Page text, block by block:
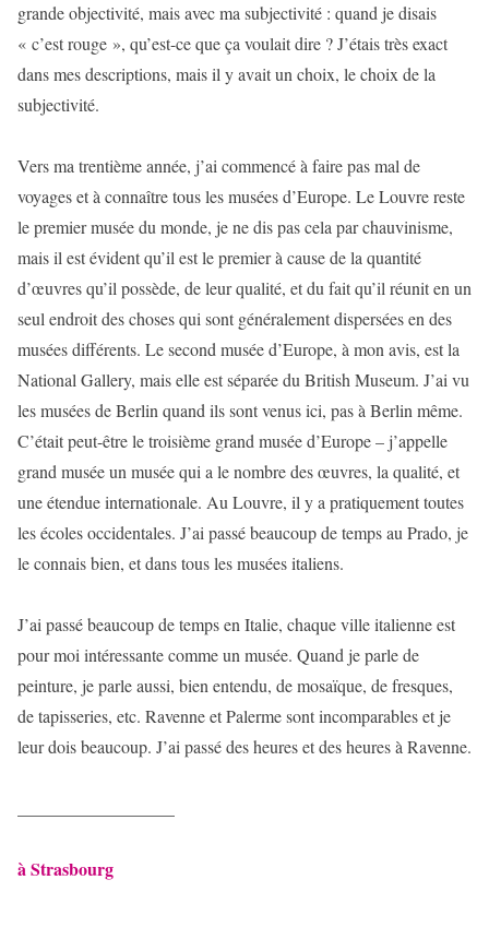
grande objectivité, mais avec ma subjectivité : quand je disais
« c’est rouge », qu’est-ce que ça voulait dire ? J’étais très exact
dans mes descriptions, mais il y avait un choix, le choix de la
subjectivité.
Vers ma trentième année, j’ai commencé à faire pas mal de
voyages et à connaître tous les musées d’Europe. Le Louvre reste
le premier musée du monde, je ne dis pas cela par chauvinisme,
mais il est évident qu’il est le premier à cause de la quantité
d’œuvres qu’il possède, de leur qualité, et du fait qu’il réunit en un
seul endroit des choses qui sont généralement dispersées en des
musées différents. Le second musée d’Europe, à mon avis, est la
National Gallery, mais elle est séparée du British Museum. J’ai vu
les musées de Berlin quand ils sont venus ici, pas à Berlin même.
C’était peut-être le troisième grand musée d’Europe – j’appelle
grand musée un musée qui a le nombre des œuvres, la qualité, et
une étendue internationale. Au Louvre, il y a pratiquement toutes
les écoles occidentales. J’ai passé beaucoup de temps au Prado, je
le connais bien, et dans tous les musées italiens.
J’ai passé beaucoup de temps en Italie, chaque ville italienne est
pour moi intéressante comme un musée. Quand je parle de
peinture, je parle aussi, bien entendu, de mosaïque, de fresques,
de tapisseries, etc. Ravenne et Palerme sont incomparables et je
leur dois beaucoup. J’ai passé des heures et des heures à Ravenne.
à Strasbourg